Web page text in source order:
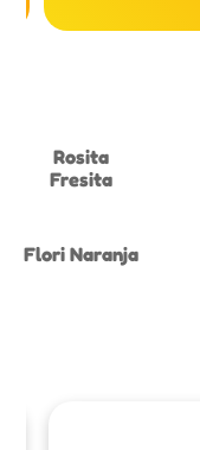
Rosita
Fresita
Flori Naranja